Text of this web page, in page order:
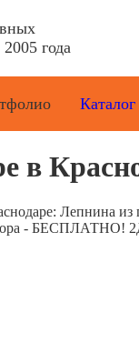
года
Каталог
в
Лепнина из
- БЕСПЛАТНО!